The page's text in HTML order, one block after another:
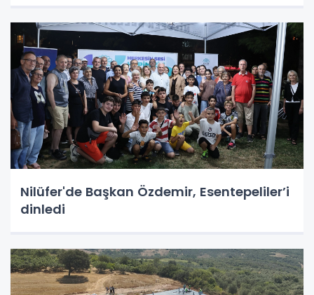
Nilüfer'de Başkan Özdemir, Esentepeliler’i
dinledi